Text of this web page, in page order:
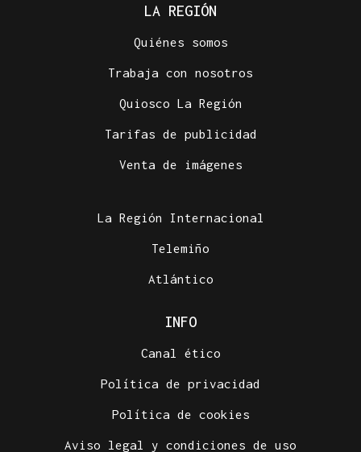
LA REGIÓN
Quiénes somos
Trabaja con nosotros
Quiosco La Región
Tarifas de publicidad
Venta de imágenes
La Región Internacional
Telemiño
Atlántico
INFO
Canal ético
Política de privacidad
Política de cookies
Aviso legal y condiciones de uso